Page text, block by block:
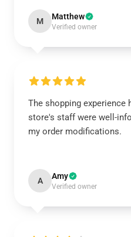
M Matthew
Verified owner
The shopping experience
store's staff were well-
my order modifications.
A Amy
Verified owner